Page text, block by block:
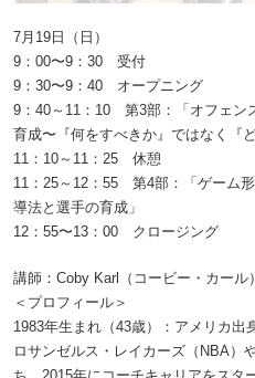
7月19日（日）
9：00〜9：30 受付
9：30〜9：40 オープニング
9：40～11：10 第3部：「オフェン
育成〜『何をすべきか』ではなく『
11：10～11：25 休憩
11：25～12：55 第4部：「ゲーム
導法と選手の育成」
12：55〜13：00 クロージング
講師：Coby Karl（コービー・カール）
＜プロフィール＞
1983年生まれ（43歳）：アメリカ出
ロサンゼルス・レイカーズ（NBA）